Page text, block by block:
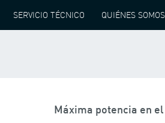
SERVICIO TÉCNICO QUIÉNES SOMOS
MECANISMOS DE TRASLACIÓN
Máxima potencia en